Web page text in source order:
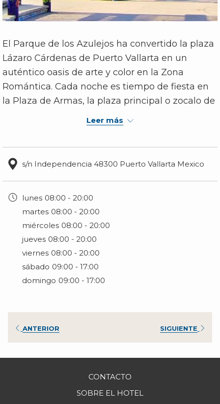
El Parque de los Azulejos ha convertido la plaza
Lázaro Cárdenas de Puerto Vallarta en un
auténtico oasis de arte y color en la Zona
Romántica. Cada noche es tiempo de fiesta en
la Plaza de Armas, la plaza principal o zocalo de
Puerto Vallarta, en el Kiosko de la plaza
principal, se presentan distintos grupos de
daras cuenta porque han deniminado a Vallarta
como la ciudad mas amigable del mundo. Visita
mural de Manuel Lepe que retrata la fundación
del Puerto.
Leer más
s/n Independencia 48300 Puerto Vallarta Mexico
lunes 08:00 - 20:00
martes 08:00 - 20:00
miércoles 08:00 - 20:00
jueves 08:00 - 20:00
viernes 08:00 - 20:00
sábado 09:00 - 17:00
domingo 09:00 - 17:00
ANTERIOR SIGUIENTE
CONTACTO
SOBRE EL HOTEL